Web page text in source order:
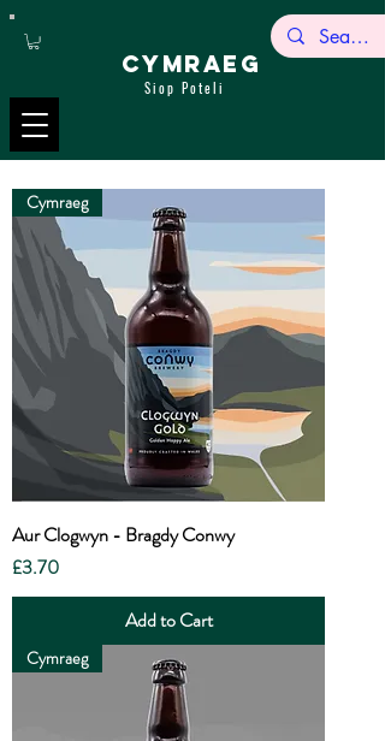
CYMRAEG
Siop Poteli
Cymraeg
Aur Clogwyn - Bragdy Conwy
Price
£3.70
Add to Cart
Cymraeg